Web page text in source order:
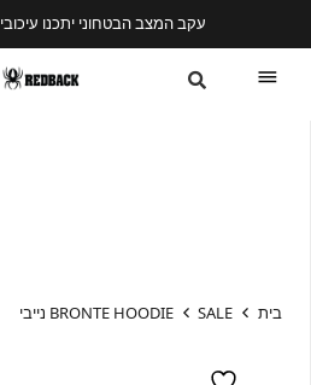
עקב המצב הבטחוני יתכנו
בית SALE BRONTE HOODIE נייבי